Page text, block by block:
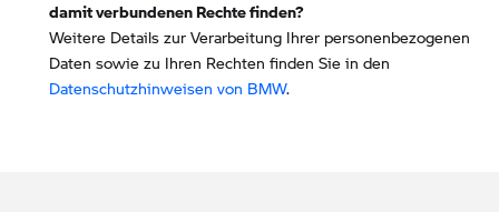
damit verbundenen Rechte finden?
Weitere Details zur Verarbeitung Ihrer personenbezogenen
Daten sowie zu Ihren Rechten finden Sie in den
Datenschutzhinweisen von BMW.